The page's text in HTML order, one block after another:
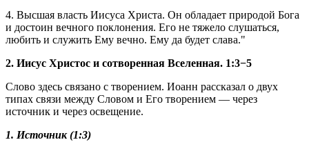
4. Высшая власть Иисуса Христа. Он обладает природой Бога
и достоин вечного поклонения. Его не тяжело слушаться,
любить и служить Ему вечно. Ему да будет слава."
2. Иисус Христос и сотворенная Вселенная. 1:3−5
Слово здесь связано с творением. Иоанн рассказал о двух
типах связи между Словом и Его творением — через
источник и через освещение.
1. Источник (1:3)